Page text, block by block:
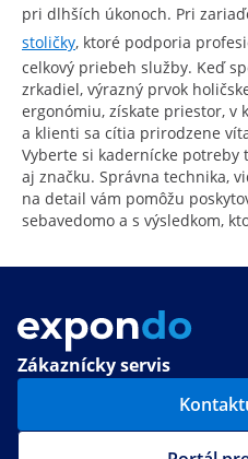
pri dlhších úkonoch. Pri
stoličky, ktoré podporia
celkový priebeh služby. Keď
zrkadiel, výrazný prvok
ergonómiu, získate priestor, v
a klienti sa cítia prirodzene
Vyberte si kadernícke potreby
aj značku. Správna technika,
na detail vám pomôžu
sebavedomo a s výsledkom,
Zákaznícky servis